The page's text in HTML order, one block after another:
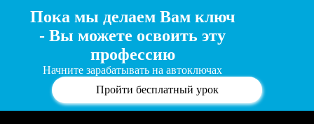
Пока мы делаем Вам ключ
- Вы можете освоить эту
профессию
Начните зарабатывать на автоключах
Пройти бесплатный урок